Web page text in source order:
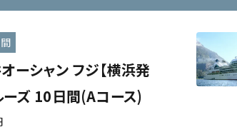
ーシャン フジ【横浜発
ーズ 10日間(Aコース)